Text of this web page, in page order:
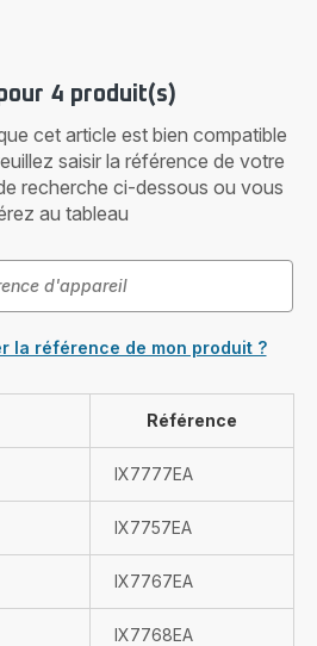
4 produit(s)
cet article est bien compatible
saisir la référence de votre
recherche ci-dessous ou vous
au tableau
la référence de mon produit ?
Référence
IX7777EA
IX7757EA
IX7767EA
IX7768EA